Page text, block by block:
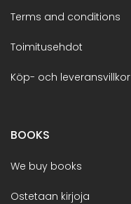
Terms and conditions
Toimitusehdot
Köp- och leveransvillkor
BOOKS
We buy books
Ostetaan kirjoja